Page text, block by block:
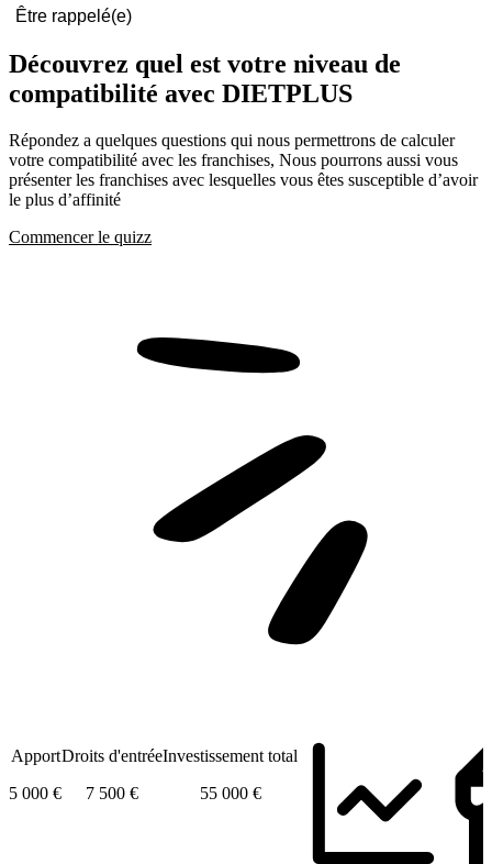
Être rappelé(e)
Découvrez quel est votre niveau de
compatibilité avec DIETPLUS
Répondez a quelques questions qui nous permettrons de calculer
votre compatibilité avec les franchises, Nous pourrons aussi vous
présenter les franchises avec lesquelles vous êtes susceptible d’avoir
le plus d’affinité
Commencer le quizz
Apport
5 000 €
Droits d'entrée
7 500 €
Investissement total
55 000 €